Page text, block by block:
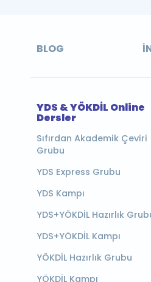
BLOG
YDS & YÖKDİL Online
Dersler
Sıfırdan Akademik Çeviri
Grubu
YDS Express Grubu
YDS Kampı
YDS+YÖKDİL Hazırlık
YDS+YÖKDİL Kampı
YÖKDİL Hazırlık Grubu
YÖKDİL Kampı